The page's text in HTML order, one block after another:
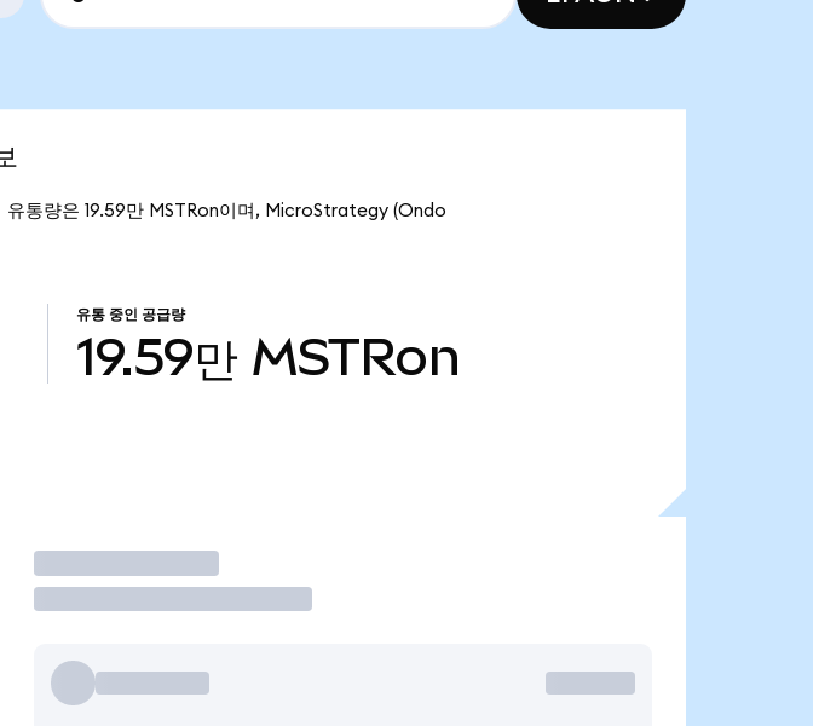
통량은 19.59만 MSTRon이며, MicroStrategy (Ondo
유통 중인 공급량
19.59만 MSTRon
거래